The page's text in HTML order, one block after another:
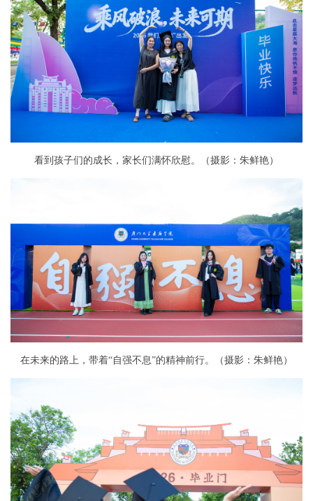
看到孩子们的成长，家长们满怀欣慰。（摄影：朱鲜艳）
在未来的路上，带着“自强不息”的精神前行。（摄影：朱鲜艳）